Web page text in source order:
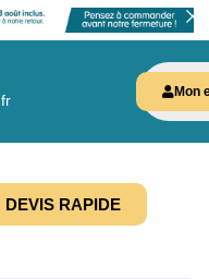
Mon
DEVIS RAPIDE